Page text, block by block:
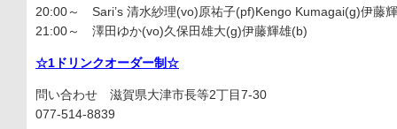
20:00～ Sari’s 清水紗理(vo)原祐子(pf)Kengo Kumagai(g)伊藤
21:00～ 澤田ゆか(vo)久保田雄大(g)伊藤輝雄(b)
☆1ドリンクオーダー制☆
問い合わせ 滋賀県大津市長等2丁目7-30
077-514-8839